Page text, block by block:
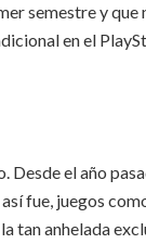
semestre y que
en el
el año
fue, juegos
tan anhelada